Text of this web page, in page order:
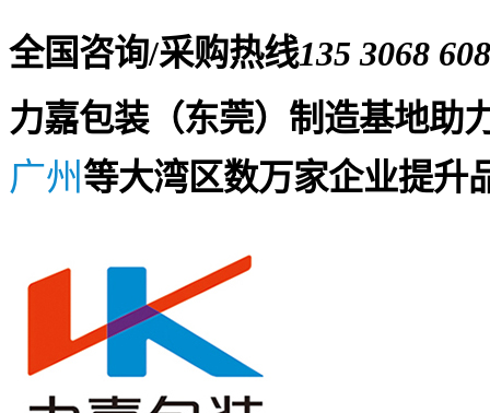
全国咨询/采购热线135 3068
力嘉包装（东莞）制造基地助
广州等大湾区数万家企业提升